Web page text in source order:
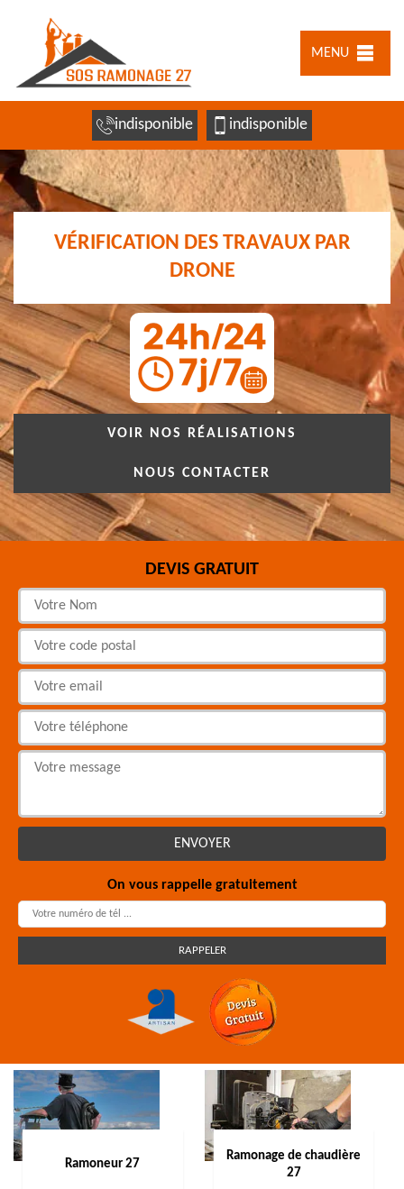
MENU
indisponible indisponible
VÉRIFICATION DES TRAVAUX PAR
DRONE
VOIR NOS RÉALISATIONS
NOUS CONTACTER
DEVIS GRATUIT
On vous rappelle gratuitement
Ramoneur 27
Ramonage de chaudière
27